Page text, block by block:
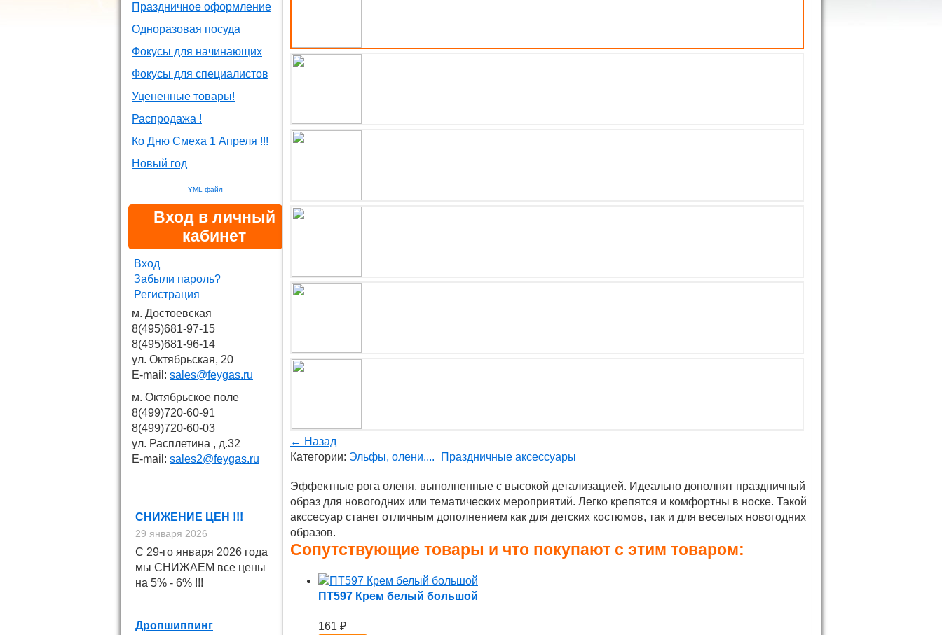
Праздничное оформление
Одноразовая посуда
Фокусы для начинающих
Фокусы для специалистов
Уцененные товары!
Распродажа !
Ко Дню Смеха 1 Апреля !!!
Новый год
YML-файл
Вход в личный
кабинет
Вход
Забыли пароль?
Регистрация
м. Достоевская
8(495)681-97-15
8(495)681-96-14
ул. Октябрьская, 20
E-mail: sales@feygas.ru
м. Октябрьское поле
8(499)720-60-91
8(499)720-60-03
ул. Расплетина , д.32
E-mail: sales2@feygas.ru
СНИЖЕНИЕ ЦЕН !!!
29 января 2026
С 29-го января 2026 года
мы СНИЖАЕМ все цены
на 5% - 6% !!!
Дропшиппинг
← Назад
Категории: Эльфы, олени.... Праздничные аксессуары
Эффектные рога оленя, выполненные с высокой детализацией. Идеально дополнят праздничный
образ для новогодних или тематических мероприятий. Легко крепятся и комфортны в носке. Такой
акссесуар станет отличным дополнением как для детских костюмов, так и для веселых новогодних
образов.
Cопутствующие товары и что покупают с этим товаром:
ПТ597 Крем белый большой
161 ₽